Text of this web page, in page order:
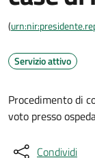
(
Servizio attivo
Procedimento di
voto presso
Condividi